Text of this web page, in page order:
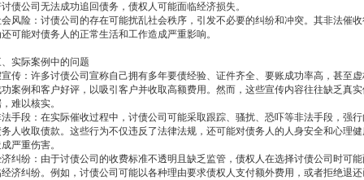
债公司无法成功追回债务，债权人可能面临经济损失。
风险：讨债公司的存在可能扰乱社会秩序，引发不必要的纠纷和冲突。其非法催收
可能对债务人的正常生活和工作造成严重影响。
实际案例中的问题
传：许多讨债公司宣称自己拥有多年要债经验、证件齐全、要账成功率高，甚至虚
案例和客户好评，以吸引客户并收取高额费用。然而，这些宣传内容往往缺乏真实
难以核实。
手段：在实际催收过程中，讨债公司可能采取跟踪、骚扰、恐吓等非法手段，强行
人收取债款。这些行为不仅违反了法律法规，还可能对债务人的人身安全和心理健
严重伤害。
纠纷：由于讨债公司的收费标准不透明且缺乏监管，债权人在选择讨债公司时可能
济纠纷。例如，讨债公司可能以各种理由要求债权人支付额外费用，或者拒绝退还